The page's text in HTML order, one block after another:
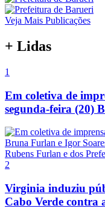
Veja Mais Publicações
+ Lidas
1
Em coletiva de
segunda-feira (20)
2
Virginia induziu
Cabo Verde contra